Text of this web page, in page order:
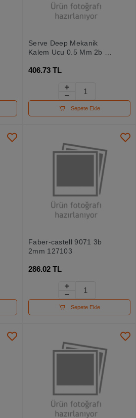
Serve Deep Mekanik
Kalem Ucu 0.5 Mm 2b 48
406.73 TL
Sepete Ekle
Faber-castell 9071 3b
2mm 127103
286.02 TL
Sepete Ekle